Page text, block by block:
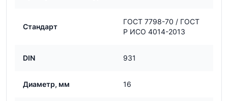
Стандарт
ГОСТ 7798-70 / ГОСТ
Р ИСО 4014-2013
DIN 931
Диаметр, мм 16